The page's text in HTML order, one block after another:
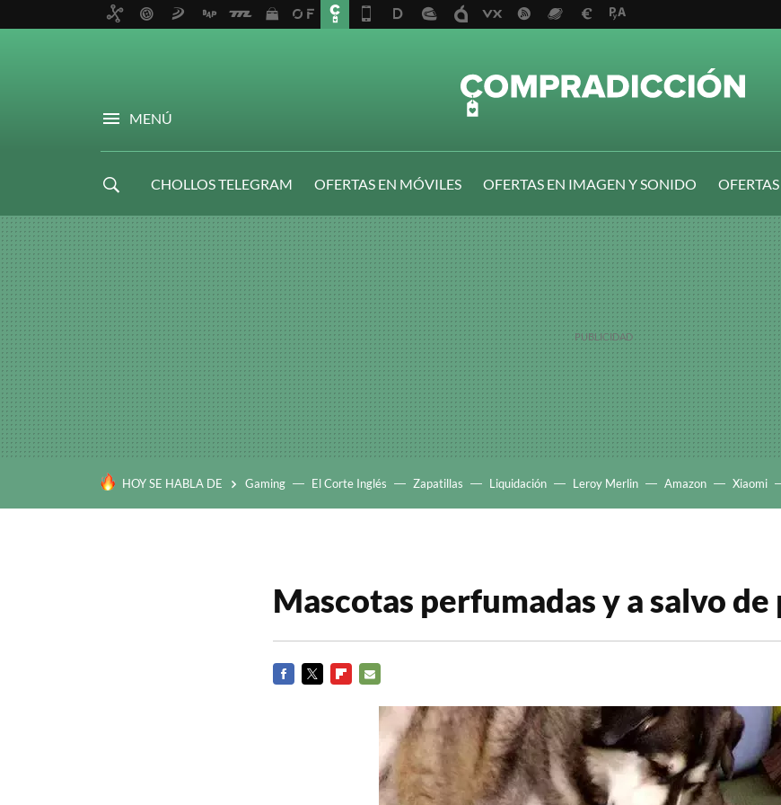
MENÚ
CHOLLOS TELEGRAM OFERTAS EN MÓVILES OFERTAS EN IMAGEN Y SONIDO
HOY SE HABLA DE Gaming El Corte Inglés Zapatillas Liquidación Leroy Merlin Amazon Xiaomi
Mascotas perfumadas y a salvo
MAIL